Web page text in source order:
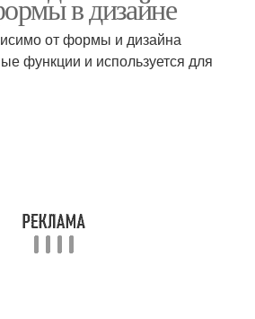
в дизайне
от формы и дизайна
функции и используется для